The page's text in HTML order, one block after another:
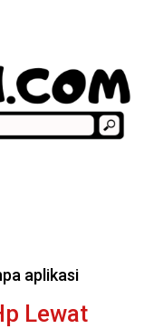
aplikasi
Lewat